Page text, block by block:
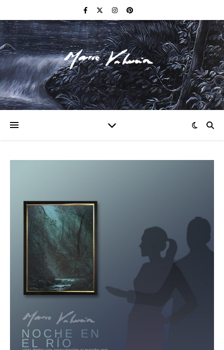
F I N E A R T